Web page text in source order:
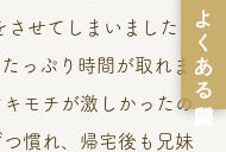
させてしまいました
っぷり時間が取れま
モチが激しかったの
慣れ、帰宅後も兄妹